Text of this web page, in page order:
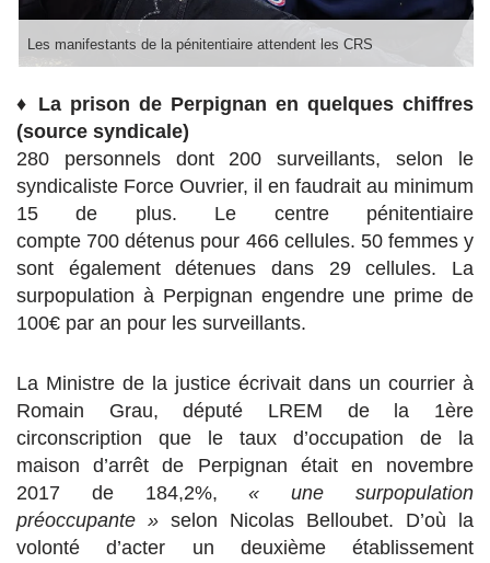
Les manifestants de la pénitentiaire attendent les CRS
♦ La prison de Perpignan en quelques chiffres
(source syndicale)
280 personnels dont 200 surveillants, selon le
syndicaliste Force Ouvrier, il en faudrait au minimum
15 de plus. Le centre pénitentiaire
compte 700 détenus pour 466 cellules. 50 femmes y
sont également détenues dans 29 cellules. La
surpopulation à Perpignan engendre une prime de
100€ par an pour les surveillants.
La Ministre de la justice écrivait dans un courrier à
Romain Grau, député LREM de la 1ère
circonscription que le taux d’occupation de la
maison d’arrêt de Perpignan était en novembre
2017 de 184,2%,« une surpopulation
préoccupante » selon Nicolas Belloubet. D’où la
volonté d’acter un deuxième établissement